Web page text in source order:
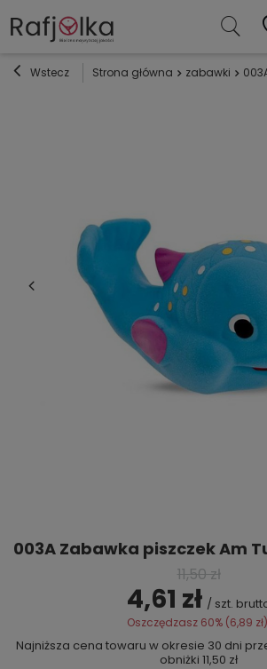
Wstecz Strona główna zabawki
003A Zabawka piszczek Am
11,50 zł
4,61 zł / szt.
Oszczędzasz 60% (6,89 zł
Najniższa cena towaru w okresie 30 dni
obniżki 11,50 zł